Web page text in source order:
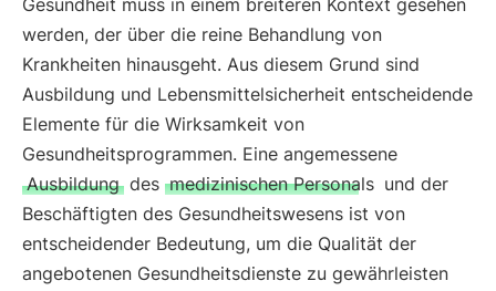
Gesundheit muss in einem breiteren Kontext gesehen
werden, der über die reine Behandlung von
Krankheiten hinausgeht. Aus diesem Grund sind
Ausbildung und Lebensmittelsicherheit entscheidende
Elemente für die Wirksamkeit von
Gesundheitsprogrammen. Eine angemessene
Ausbildung des medizinischen Personals und der
Beschäftigten des Gesundheitswesens ist von
entscheidender Bedeutung, um die Qualität der
angebotenen Gesundheitsdienste zu gewährleisten